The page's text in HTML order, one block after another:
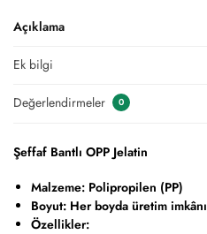
Açıklama
Ek bilgi
Değerlendirmeler 0
Şeffaf Bantlı OPP Jelatin
Malzeme: Polipropilen (PP)
Boyut: Her boyda üretim imkânı
Özellikler: